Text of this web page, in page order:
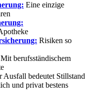
Eine einzige
Risiken so
Mit berufsständischem
Ausfall bedeutet Stillstand
und privat bestens